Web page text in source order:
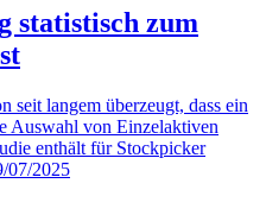
statistisch zum
seit langem überzeugt, dass ein
Auswahl von Einzelaktiven
enthält für Stockpicker
07/2025